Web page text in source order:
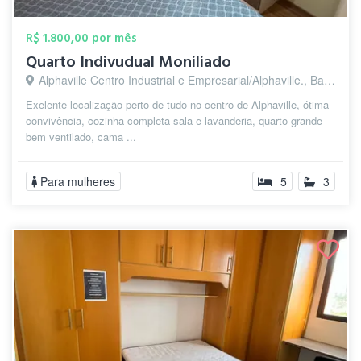
R$ 1.800,00 por mês
Quarto Indivudual Moniliado
Alphaville Centro Industrial e Empresarial/Alphaville., Barueri - SP
Exelente localização perto de tudo no centro de Alphaville, ótima
convivência, cozinha completa sala e lavanderia, quarto grande
bem ventilado, cama ...
Para mulheres 5 3